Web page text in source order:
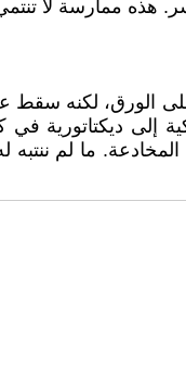
ممارسة لا
على الورق، لكنه
إلى ديكتاتورية في
المخادعة. ما لم